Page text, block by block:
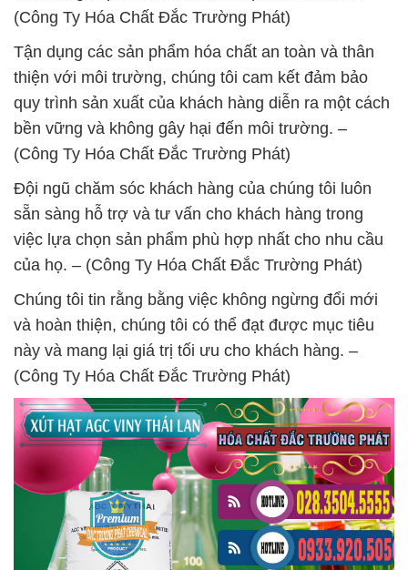
(Công Ty Hóa Chất Đắc Trường Phát)
Tận dụng các sản phẩm hóa chất an toàn và thân
thiện với môi trường, chúng tôi cam kết đảm bảo
quy trình sản xuất của khách hàng diễn ra một cách
bền vững và không gây hại đến môi trường. –
(Công Ty Hóa Chất Đắc Trường Phát)
Đội ngũ chăm sóc khách hàng của chúng tôi luôn
sẵn sàng hỗ trợ và tư vấn cho khách hàng trong
việc lựa chọn sản phẩm phù hợp nhất cho nhu cầu
của họ. – (Công Ty Hóa Chất Đắc Trường Phát)
Chúng tôi tin rằng bằng việc không ngừng đổi mới
và hoàn thiện, chúng tôi có thể đạt được mục tiêu
này và mang lại giá trị tối ưu cho khách hàng. –
(Công Ty Hóa Chất Đắc Trường Phát)